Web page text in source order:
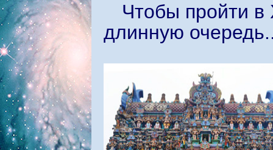
Чтобы пройти
длинную